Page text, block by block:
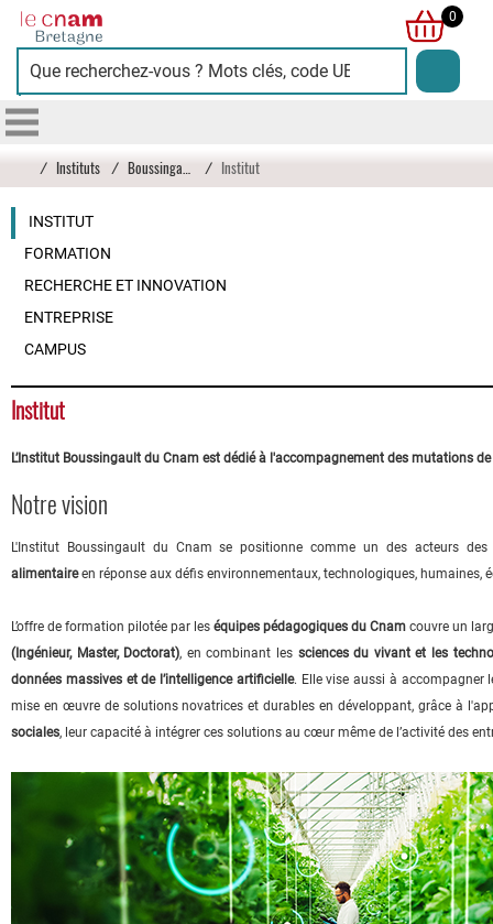
Cnam
Bretagne
0
/ Instituts / / Institut
INSTITUT
FORMATION
RECHERCHE ET INNOVATION
ENTREPRISE
CAMPUS
Institut
L’Institut Boussingault du Cnam est dédié à l'accompagnement des mutations
Notre vision
L'Institut Boussingault du Cnam se positionne comme un des acteurs des
alimentaireen réponse aux défis environnementaux, technologiques, humaines,
L’offre de formation pilotée par les équipes pédagogiques du Cnam couvre un
(Ingénieur, Master, Doctorat), en combinant les sciences du vivant et les
données massives et de l’intelligence artificielle. Elle vise aussi à accompagner
mise en œuvre de solutions novatrices et durables en développant, grâce à
sociales, leur capacité à intégrer ces solutions au cœur même de l’activité des